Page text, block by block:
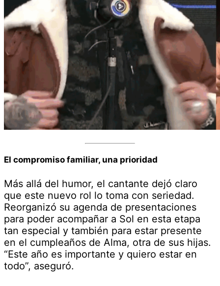
El compromiso familiar, una prioridad
Más allá del humor, el cantante dejó claro
que este nuevo rol lo toma con seriedad.
Reorganizó su agenda de presentaciones
para poder acompañar a Sol en esta etapa
tan especial y también para estar presente
en el cumpleaños de Alma, otra de sus hijas.
“Este año es importante y quiero estar en
todo”, aseguró.